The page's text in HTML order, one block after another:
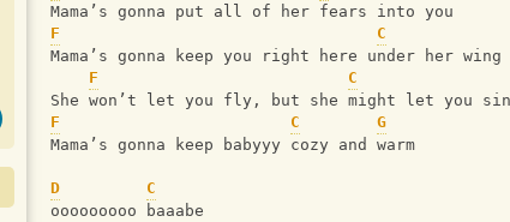
Mama’s gonna put all of her fears into you
F
C
Mama’s gonna keep you right here under her wing
F
C
She won’t let you fly, but she might let you
F
C
G
Mama’s gonna keep babyyy cozy and warm
D
C
ooooooooo baaabe